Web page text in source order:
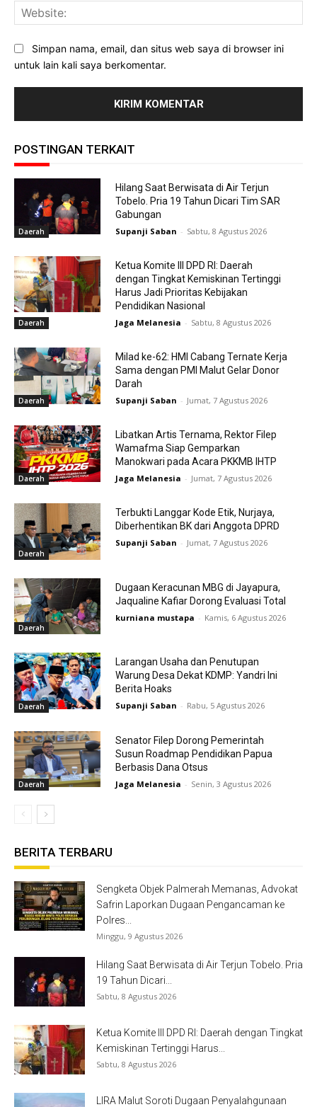
Simpan nama, email, dan situs web saya di browser ini
untuk lain kali saya berkomentar.
POSTINGAN TERKAIT
Daerah
Hilang Saat Berwisata di Air Terjun
Tobelo. Pria 19 Tahun Dicari Tim SAR
Gabungan
Supanji Saban - Sabtu, 8 Agustus 2026
Daerah
Ketua Komite III DPD RI: Daerah
dengan Tingkat Kemiskinan Tertinggi
Harus Jadi Prioritas Kebijakan
Pendidikan Nasional
Jaga Melanesia - Sabtu, 8 Agustus 2026
Daerah
Milad ke-62: HMI Cabang Ternate Kerja
Sama dengan PMI Malut Gelar Donor
Darah
Supanji Saban - Jumat, 7 Agustus 2026
Daerah
Libatkan Artis Ternama, Rektor Filep
Wamafma Siap Gemparkan
Manokwari pada Acara PKKMB IHTP
Jaga Melanesia - Jumat, 7 Agustus 2026
Daerah
Terbukti Langgar Kode Etik, Nurjaya,
Diberhentikan BK dari Anggota DPRD
Supanji Saban - Jumat, 7 Agustus 2026
Daerah
Dugaan Keracunan MBG di Jayapura,
Jaqualine Kafiar Dorong Evaluasi Total
kurniana mustapa - Kamis, 6 Agustus 2026
Daerah
Larangan Usaha dan Penutupan
Warung Desa Dekat KDMP: Yandri Ini
Berita Hoaks
Supanji Saban - Rabu, 5 Agustus 2026
Daerah
Senator Filep Dorong Pemerintah
Susun Roadmap Pendidikan Papua
Berbasis Dana Otsus
Jaga Melanesia - Senin, 3 Agustus 2026
BERITA TERBARU
Sengketa Objek Palmerah Memanas, Advokat
Safrin Laporkan Dugaan Pengancaman ke
Polres...
Minggu, 9 Agustus 2026
Hilang Saat Berwisata di Air Terjun Tobelo. Pria
19 Tahun Dicari...
Sabtu, 8 Agustus 2026
Ketua Komite III DPD RI: Daerah dengan Tingkat
Kemiskinan Tertinggi Harus...
Sabtu, 8 Agustus 2026
LIRA Malut Soroti Dugaan Penyalahgunaan